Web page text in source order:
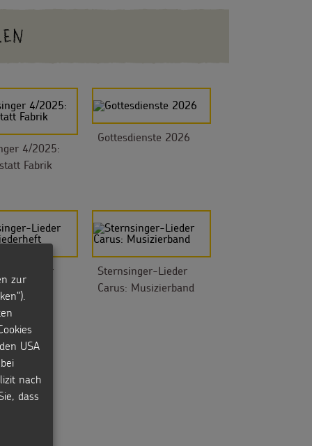
4/2025:
Fabrik
Gottesdienste 2026
Lieder
Sternsinger-Lieder
Carus: Musizierband
zur
USA
nach
dass